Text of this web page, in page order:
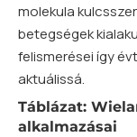
molekula
betegségek
felismerései így
aktuálissá.
Táblázat:
alkalmazásai